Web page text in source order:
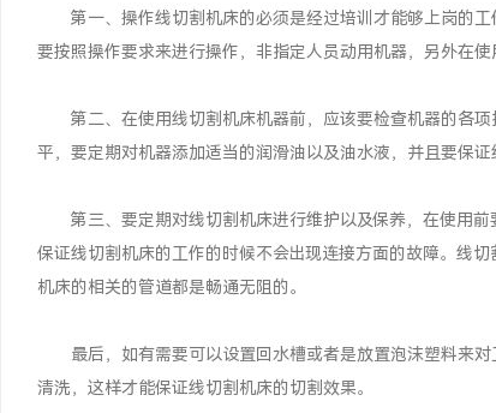
第一、操作线切割机床的必须是经过培训才能够上岗的工
要按照操作要求来进行操作，非指定人员动用机器，另外在
第二、在使用线切割机床机器前，应该要检查机器的各项
平，要定期对机器添加适当的润滑油以及油水液，并且要保证
第三、要定期对线切割机床进行维护以及保养，在使用前
保证线切割机床的工作的时候不会出现连接方面的故障。线
机床的相关的管道都是畅通无阻的。
最后，如有需要可以设置回水槽或者是放置泡沫塑料来对
清洗，这样才能保证线切割机床的切割效果。